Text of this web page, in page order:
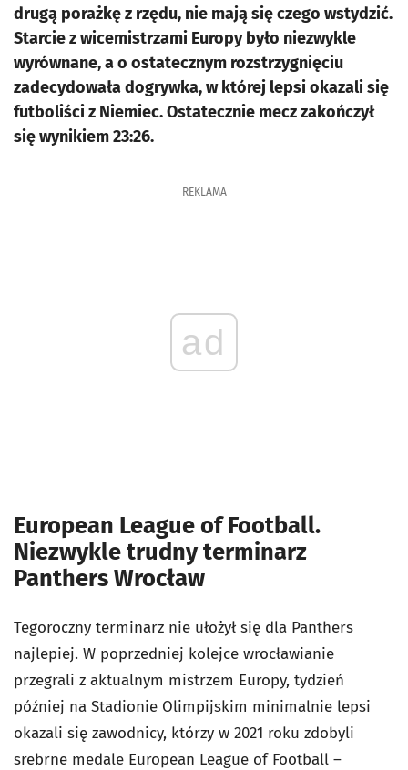
drugą porażkę z rzędu, nie mają się czego wstydzić.
Starcie z wicemistrzami Europy było niezwykle
wyrównane, a o ostatecznym rozstrzygnięciu
zadecydowała dogrywka, w której lepsi okazali się
futboliści z Niemiec. Ostatecznie mecz zakończył
się wynikiem 23:26.
REKLAMA
ad
European League of Football.
Niezwykle trudny terminarz
Panthers Wrocław
Tegoroczny terminarz nie ułożył się dla Panthers
najlepiej. W poprzedniej kolejce wrocławianie
przegrali z aktualnym mistrzem Europy, tydzień
później na Stadionie Olimpijskim minimalnie lepsi
okazali się zawodnicy, którzy w 2021 roku zdobyli
srebrne medale European League of Football –